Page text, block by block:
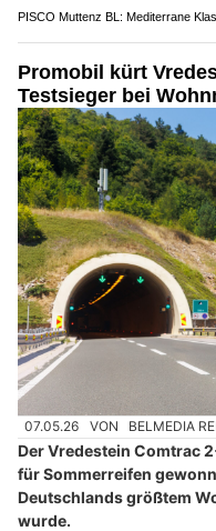
PISCO Muttenz BL: Mediterrane
Promobil kürt
Testsieger bei
07.05.26 VON BELMEDIA
Der Vredestein Comtrac
für Sommerreifen
Deutschlands größtem
wurde.